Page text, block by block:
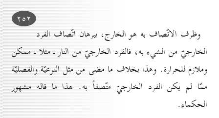
۲٥۲
وظرف الاتّصاف به هو الخارج، ببرهان اتّصاف الفرد
الخارجيّ من الشيء به، فالفرد الخارجيّ من النار ـ مثلا ـ ممكن
وملازم للحرارة. وهذا بخلاف ما مضى من مثل النوعيّة والفصليّة
ممّا لم يكن الفرد الخارجيّ متّصفاً به. هذا ما قاله مشهور
الحكماء.